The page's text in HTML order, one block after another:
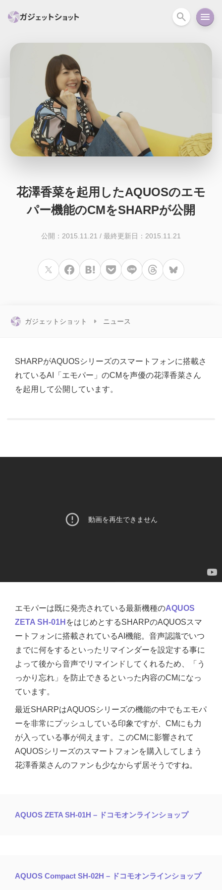
スマホ
セール情報 スマートホーム
回線 iPhone iPad Mac Android
ニュース オーディオ 周辺機器
花澤香菜を起用したAQUOSのエモ
パー機能のCMをSHARPが公開
公開：2015.11.21 / 最終更新日：2015.11.21
ガジェットショット ニュース
SHARPがAQUOSシリーズのスマートフォンに搭載さ
れているAI「エモパー」のCMを声優の花澤香菜さん
を起用して公開しています。
エモパーは既に発売されている最新機種のAQUOS
ZETA SH-01H をはじめとするSHARPのAQUOSスマ
ートフォンに搭載されているAI機能。音声認識でいつ
までに何をするといったリマインダーを設定する事に
よって後から音声でリマインドしてくれるため、「う
っかり忘れ」を防止できるといった内容のCMになっ
ています。
最近SHARPはAQUOSシリーズの機能の中でもエモパ
ーを非常にプッシュしている印象ですが、CMにも力
が入っている事が伺えます。このCMに影響されて
AQUOSシリーズのスマートフォンを購入してしまう
花澤香菜さんのファンも少なからず居そうですね。
AQUOS ZETA SH-01H – ドコモオンラインショップ
AQUOS Compact SH-02H – ドコモオンラインショップ